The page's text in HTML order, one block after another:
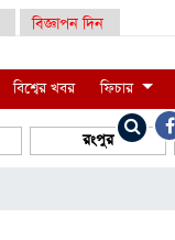
বিজ্ঞাপন দিন
বিশ্বের খবর ফিচার
রংপুর